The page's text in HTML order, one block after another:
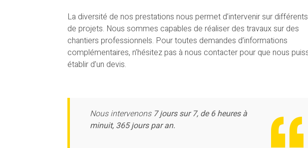
La diversité de nos prestations nous permet d’intervenir sur
de projets. Nous sommes capables de réaliser des travaux sur des
chantiers professionnels. Pour toutes demandes d’informations
complémentaires, n’hésitez pas à nous contacter pour que nous
établir d’un devis.
Nous intervenons 7 jours sur 7, de 6 heures à
minuit, 365 jours par an.